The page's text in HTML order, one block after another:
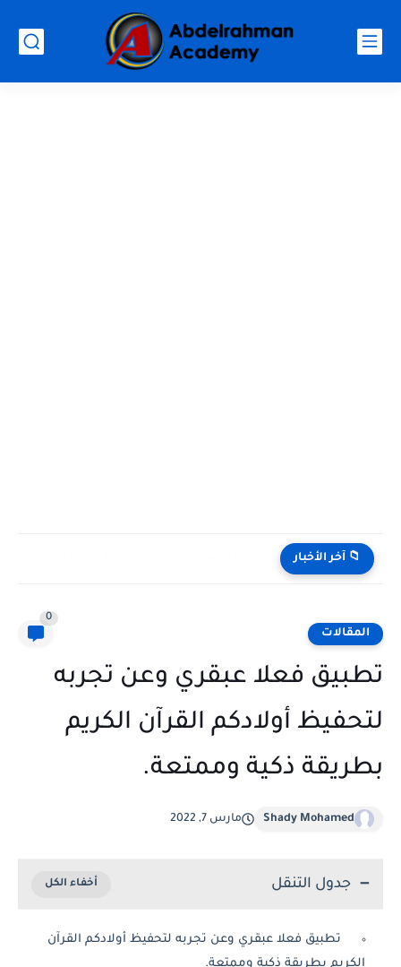
📁 آخر الأخبار
المقالات
0
تطبيق فعلا عبقري وعن تجربه
لتحفيظ أولادكم القرآن الكريم
بطريقة ذكية وممتعة.
Shady Mohamed مارس 7, 2022
جدول التنقل
تطبيق فعلا عبقري وعن تجربه لتحفيظ أولادكم القرآن
الكريم بطريقة ذكية وممتعة.